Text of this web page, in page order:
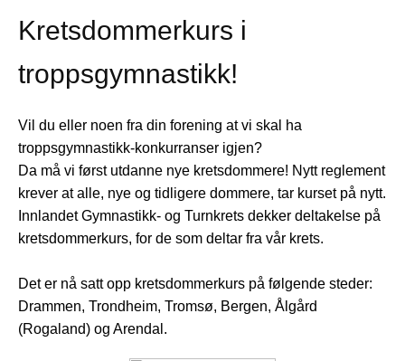
Kretsdommerkurs i
troppsgymnastikk!
Vil du eller noen fra din forening at vi skal ha
troppsgymnastikk-konkurranser igjen?
Da må vi først utdanne nye kretsdommere! Nytt reglement
krever at alle, nye og tidligere dommere, tar kurset på nytt.
Innlandet Gymnastikk- og Turnkrets dekker deltakelse på
kretsdommerkurs, for de som deltar fra vår krets.
Det er nå satt opp kretsdommerkurs på følgende steder:
Drammen, Trondheim, Tromsø, Bergen, Ålgård
(Rogaland) og Arendal.